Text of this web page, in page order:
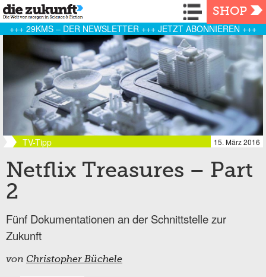
Navigation
SHOP
+++ 29KMS – DER NEWSLETTER +++ JETZT ABONNIEREN +++
TV-Tipp 15. März 2016
Netflix Treasures – Part
2
Fünf Dokumentationen an der Schnittstelle zur
Zukunft
von Christopher Büchele